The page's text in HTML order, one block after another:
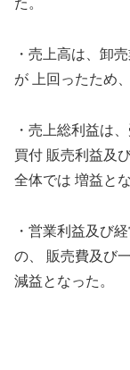
た。
・売上高は、卸
が 上回ったため
・売上総利益は
買付 販売利益及
全体では 増益とな
・営業利益及び
の、 販売費及び
減益となった。